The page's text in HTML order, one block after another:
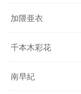
加隈亜衣
千本木彩花
南早紀